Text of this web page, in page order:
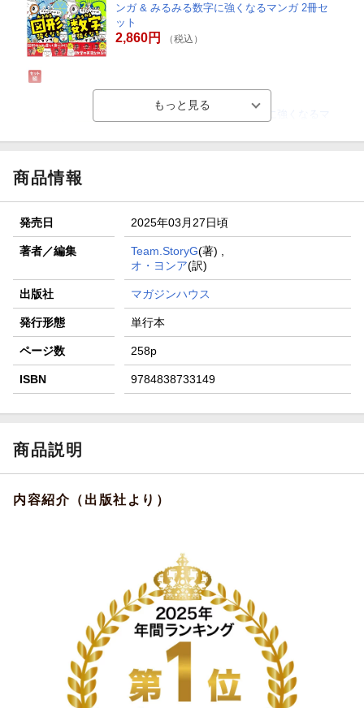
ンガ & みるみる数字に強くなるマンガ 2冊セ
ット
2,860円 （税込）
ゼロからわかる！ みるみる図形に強くなるマ
ット
商品情報
発売日 2025年03月27日頃
著者／編集 Team.StoryG(著) ,
オ・ヨンア(訳)
出版社 マガジンハウス
発行形態 単行本
ページ数 258p
ISBN 9784838733149
商品説明
内容紹介（出版社より）